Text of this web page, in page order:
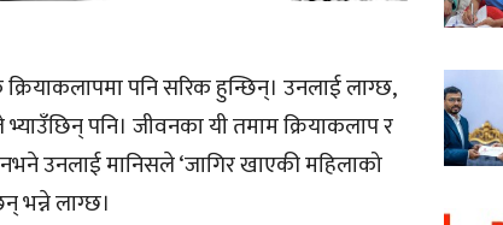
पनि सरिक हुन्छिन्। उनलाई लाग्छ,
पनि। जीवनका यी तमाम क्रियाकलाप र
उनलाई मानिसले ‘जागिर खाएकी महिलाको
भन्ने लाग्छ।